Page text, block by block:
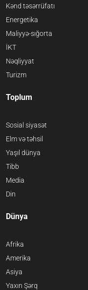
Kənd təsərrüfatı
Energetika
Maliyyə-sığorta
İKT
Nəqliyyat
Turizm
Toplum
Sosial siyasət
Elm və təhsil
Yaşıl dünya
Tibb
Media
Din
Dünya
Afrika
Amerika
Asiya
Yaxın Şərq